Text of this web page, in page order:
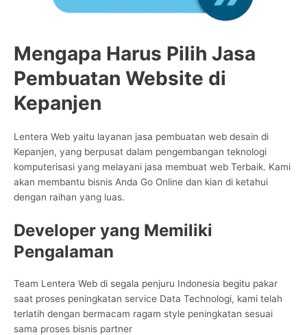
Mengapa Harus Pilih Jasa
Pembuatan Website di
Kepanjen
Lentera Web yaitu layanan jasa pembuatan web desain di
Kepanjen, yang berpusat dalam pengembangan teknologi
komputerisasi yang melayani jasa membuat web Terbaik. Kami
akan membantu bisnis Anda Go Online dan kian di ketahui
dengan raihan yang luas.
Developer yang Memiliki
Pengalaman
Team Lentera Web di segala penjuru Indonesia begitu pakar
saat proses peningkatan service Data Technologi, kami telah
terlatih dengan bermacam ragam style peningkatan sesuai
sama proses bisnis partner